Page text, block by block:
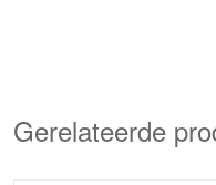
Gerelateerde